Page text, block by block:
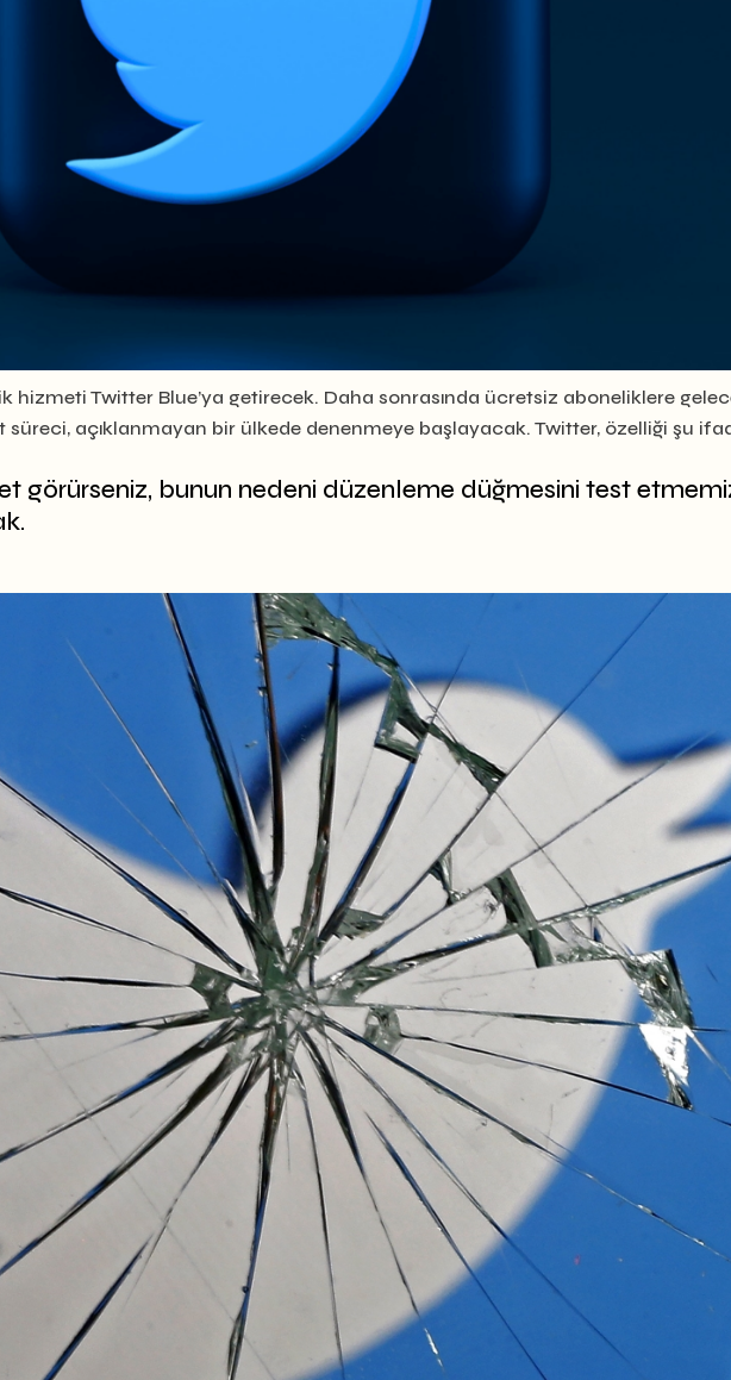
hizmeti Twitter Blue’ya getirecek. Daha sonrasında ücretsiz aboneliklere
süreci, açıklanmayan bir ülkede denenmeye başlayacak. Twitter, özelliği şu
görürseniz, bunun nedeni düzenleme düğmesini test